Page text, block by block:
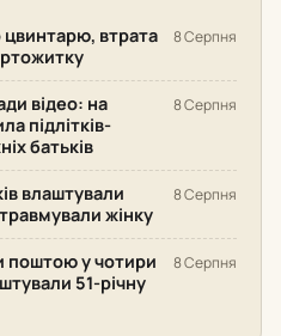
цвинтарю, втрата
8 Серпня
відео: на
підлітків-
батьків
8 Серпня
влаштували
жінку
8 Серпня
поштою у чотири
51-річну
8 Серпня